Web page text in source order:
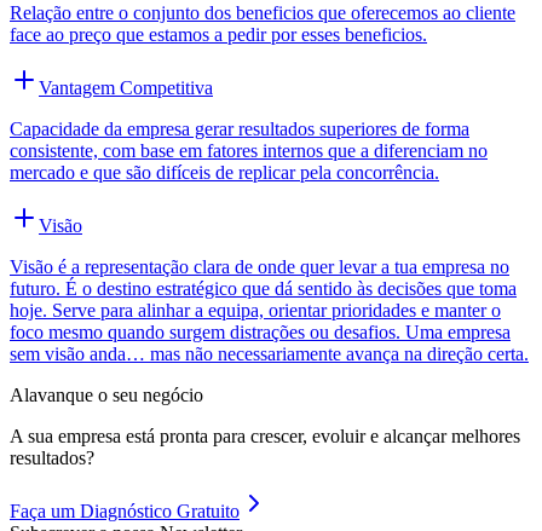
Relação entre o conjunto dos beneficios que oferecemos ao cliente
face ao preço que estamos a pedir por esses beneficios.
Vantagem Competitiva
Capacidade da empresa gerar resultados superiores de forma
consistente, com base em fatores internos que a diferenciam no
mercado e que são difíceis de replicar pela concorrência.
Visão
Visão é a representação clara de onde quer levar a tua empresa no
futuro. É o destino estratégico que dá sentido às decisões que toma
hoje. Serve para alinhar a equipa, orientar prioridades e manter o
foco mesmo quando surgem distrações ou desafios. Uma empresa
sem visão anda… mas não necessariamente avança na direção certa.
Alavanque o seu negócio
A sua empresa está pronta para crescer, evoluir e alcançar melhores
resultados?
Faça um Diagnóstico Gratuito